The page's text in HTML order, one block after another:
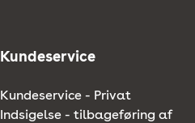
Kundeservice
Kundeservice - Privat
Indsigelse - tilbageføring af